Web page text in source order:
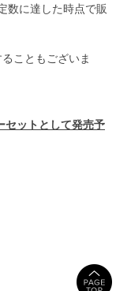
数に達した時点で販
こともございま
セットとして発売予